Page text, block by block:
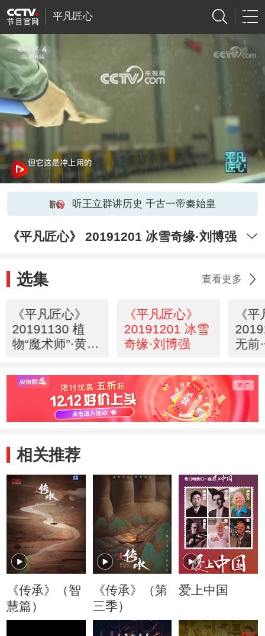
平凡匠心
网络开小差了，请稍后再试
听王立群讲历史 千古一帝秦始皇
《平凡匠心》 20191201 冰雪奇缘·刘博强
选集 查看更多
《平凡匠心》
20191130 植
物“魔术师”·黄荣
《平凡匠心》
20191201 冰雪
奇缘·刘博强
《
无前
相关推荐
《传承》（智
慧篇）
《传承》（第
三季）
爱上中国